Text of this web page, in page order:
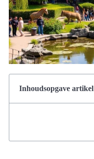
Inhoudsopgave artikel